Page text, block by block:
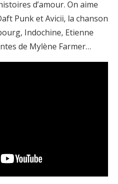
d’amour. On aime
Punk et Avicii, la chanson
Indochine, Etienne
de Mylène Farmer…